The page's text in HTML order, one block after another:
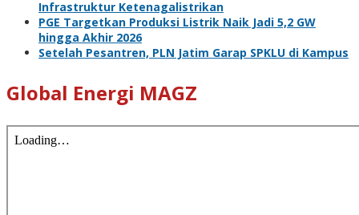
Infrastruktur Ketenagalistrikan
PGE Targetkan Produksi Listrik Naik Jadi 5,2 GW
hingga Akhir 2026
Setelah Pesantren, PLN Jatim Garap SPKLU di Kampus
Global Energi MAGZ